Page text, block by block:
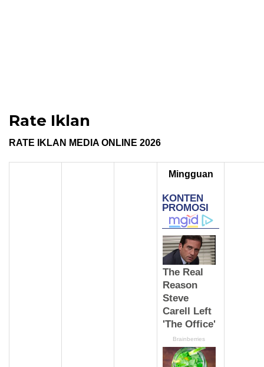
Rate Iklan
RATE IKLAN MEDIA ONLINE 2026
Mingguan